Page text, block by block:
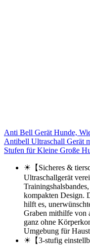
Anti Bell Gerät Hunde,
Antibell Ultraschall Gerät
Stufen für Kleine Große
☀【Sicheres &
Ultraschallgerät
kompakten Design.
hilft es,
Graben mithilfe von
ganz ohne
Umgebung für
☀【3-stufig